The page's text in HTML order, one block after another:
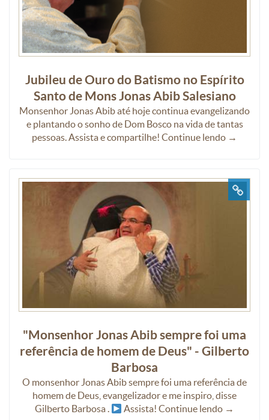
Jubileu de Ouro do Batismo no Espírito
Santo de Mons Jonas Abib Salesiano
Monsenhor Jonas Abib até hoje continua evangelizando
e plantando o sonho de Dom Bosco na vida de tantas
pessoas. Assista e compartilhe! Continue lendo →
"Monsenhor Jonas Abib sempre foi uma
referência de homem de Deus" - Gilberto
Barbosa
O monsenhor Jonas Abib sempre foi uma referência de
homem de Deus, evangelizador e me inspiro, disse
Gilberto Barbosa .
Assista! Continue lendo →